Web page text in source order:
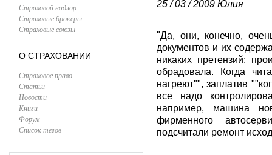
Страховой надзор
Страховые брокеры
Страховые союзы
О СТРАХОВАНИИ
Страховое право
Статьи
Новости
Книги
Форум
Список тегов
25 / 03 / 2009 Юлия
"Да, они, конечно,
документов и их
никаких претензий:
обрадовала. Когда
нагреют"", заплатив
все надо
например, машина
фирменного
подсчитали ремонт